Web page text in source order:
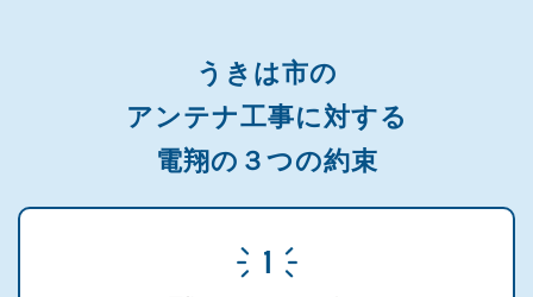
うきは市の
アンテナ工事に対する
電翔の３つの約束